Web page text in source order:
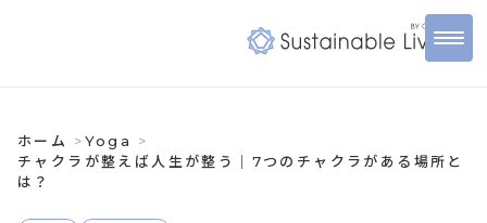
ホーム
Yoga
チャクラが整えば人生が整う｜7つのチャクラがある場所と
は？